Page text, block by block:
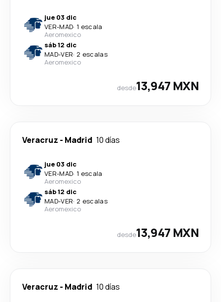
jue 03 dic
VER-MAD· 1 escala
Aeromexico
sáb 12 dic
MAD-VER· 2 escalas
Aeromexico
desde13,947 MXN
Veracruz - Madrid 10 días
jue 03 dic
VER-MAD· 1 escala
Aeromexico
sáb 12 dic
MAD-VER· 2 escalas
Aeromexico
desde13,947 MXN
Veracruz - Madrid 10 días